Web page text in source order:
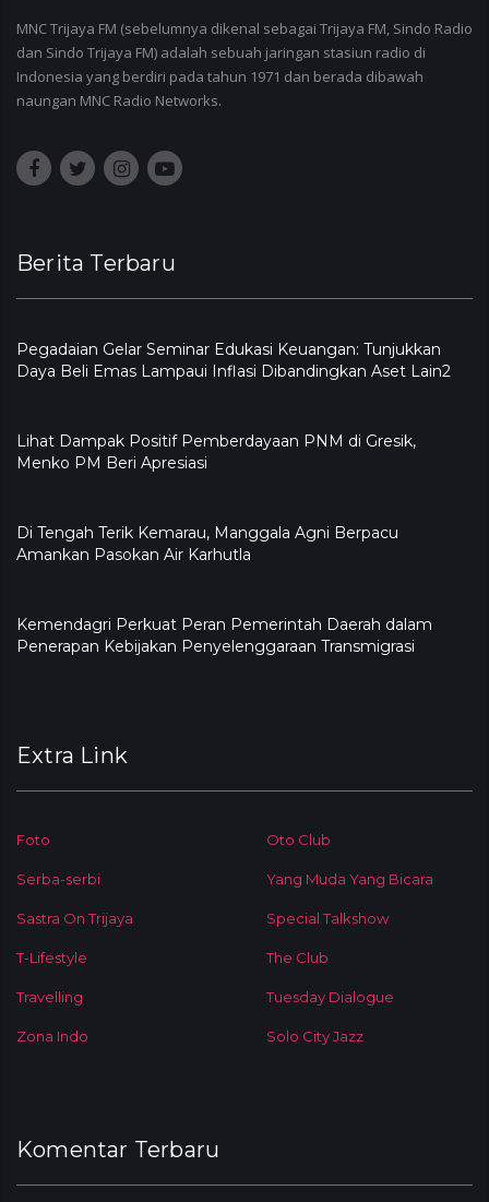
MNC Trijaya FM (sebelumnya dikenal sebagai Trijaya FM, Sindo Radio
dan Sindo Trijaya FM) adalah sebuah jaringan stasiun radio di
Indonesia yang berdiri pada tahun 1971 dan berada dibawah
naungan MNC Radio Networks.
Berita Terbaru
Pegadaian Gelar Seminar Edukasi Keuangan: Tunjukkan
Daya Beli Emas Lampaui Inflasi Dibandingkan Aset Lain2
Lihat Dampak Positif Pemberdayaan PNM di Gresik,
Menko PM Beri Apresiasi
​Di Tengah Terik Kemarau, Manggala Agni Berpacu
Amankan Pasokan Air Karhutla
Kemendagri Perkuat Peran Pemerintah Daerah dalam
Penerapan Kebijakan Penyelenggaraan Transmigrasi
Extra Link
Foto Oto Club
Serba-serbi Yang Muda Yang Bicara
Sastra On Trijaya Special Talkshow
T-Lifestyle The Club
Travelling Tuesday Dialogue
Zona Indo Solo City Jazz
Komentar Terbaru